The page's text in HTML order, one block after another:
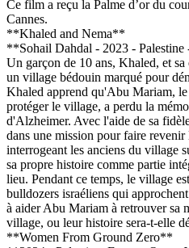
Ce film a reçu la Palme d’or du
Cannes.
**Khaled and Nema**
**Sohail Dahdal - 2023 -
Un garçon de 10 ans, Khaled, et
un village bédouin marqué pour
Khaled apprend qu'Abu Mariam,
protéger le village, a perdu la
d'Alzheimer. Avec l'aide de sa
dans une mission pour faire
interrogeant les anciens du village
sa propre histoire comme partie
lieu. Pendant ce temps, le village
bulldozers israéliens qui
à aider Abu Mariam à retrouver sa
village, ou leur histoire sera-t-elle
**Women From Ground Zero**